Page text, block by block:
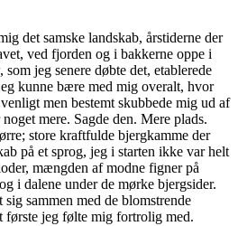
det samske landskab, årstiderne der
ved fjorden og i bakkerne oppe i
, som jeg senere døbte det, etablerede
kunne bære med mig overalt, hvor
men bestemt skubbede mig ud af
mere. Sagde den. Mere plads.
store kraftfulde bjergkamme der
på et sprog, jeg i starten ikke var helt
mængden af modne figner på
i dalene under de mørke bjergsider.
sig sammen med de blomstrende
første jeg følte mig fortrolig med.